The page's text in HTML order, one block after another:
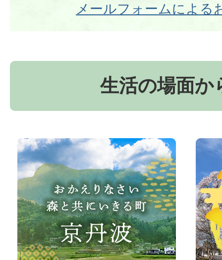
メールフォームによる
生活の場面か
お
か
え
り
な
さ
京
波
町
観
光